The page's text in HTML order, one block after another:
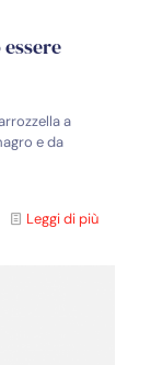
a
e da
Leggi di più